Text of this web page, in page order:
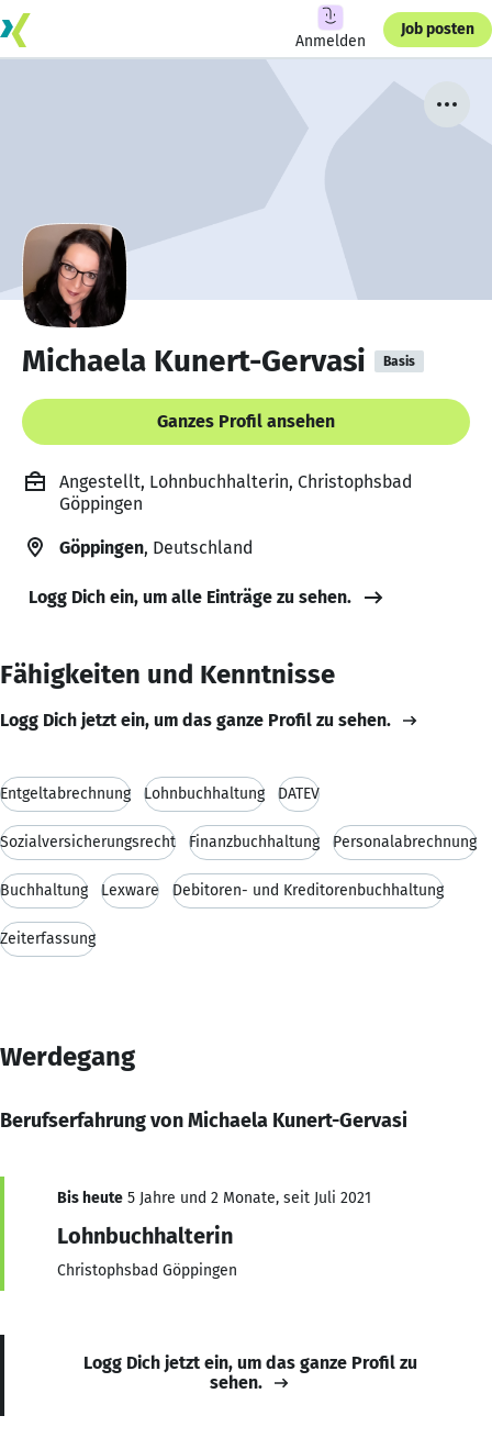
Anmelden
Job posten
Michaela Kunert-Gervasi Basis
Ganzes Profil ansehen
Angestellt, Lohnbuchhalterin, Christophsbad
Göppingen
Göppingen, Deutschland
Logg Dich ein, um alle Einträge zu sehen.
Fähigkeiten und Kenntnisse
Logg Dich jetzt ein, um das ganze Profil zu sehen.
Entgeltabrechnung Lohnbuchhaltung DATEV
Sozialversicherungsrecht Finanzbuchhaltung Personalabrechnung
Buchhaltung Lexware Debitoren- und Kreditorenbuchhaltung
Zeiterfassung
Werdegang
Berufserfahrung von Michaela Kunert-Gervasi
Bis heute 5 Jahre und 2 Monate, seit Juli 2021
Lohnbuchhalterin
Christophsbad Göppingen
Logg Dich jetzt ein, um das ganze Profil zu
sehen.